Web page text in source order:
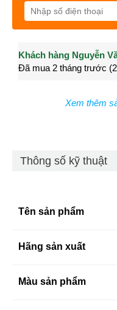
Khách hàng Nguyễn
Đã mua 2 tháng trước
Khách hàng Nguyễn
Đã mua 3 tháng trước
Xem thêm
Thông số kỹ thuật
Tên sản phẩm
Hãng sản xuất
Màu sản phẩm